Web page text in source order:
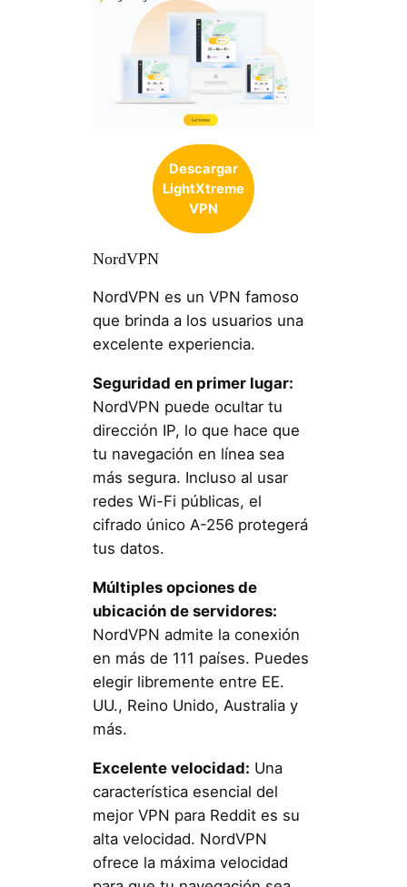
Descargar
LightXtreme
VPN
NordVPN
NordVPN es un VPN famoso
que brinda a los usuarios una
excelente experiencia.
Seguridad en primer lugar:
NordVPN puede ocultar tu
dirección IP, lo que hace que
tu navegación en línea sea
más segura. Incluso al usar
redes Wi-Fi públicas, el
cifrado único A-256 protegerá
tus datos.
Múltiples opciones de
ubicación de servidores:
NordVPN admite la conexión
en más de 111 países. Puedes
elegir libremente entre EE.
UU., Reino Unido, Australia y
más.
Excelente velocidad: Una
característica esencial del
mejor VPN para Reddit es su
alta velocidad. NordVPN
ofrece la máxima velocidad